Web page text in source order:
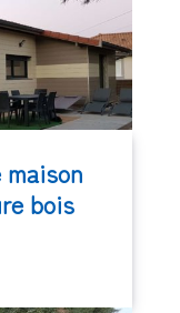
bois